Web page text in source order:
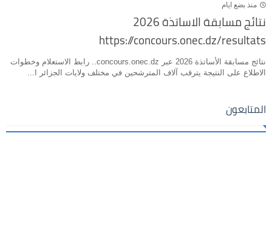
منذ بضع ايام
نتائج مسابقة الاساتذة 2026
https://concours.onec.dz/resultats
نتائج مسابقة الأساتذة 2026 عبر concours.onec.dz.. رابط الاستعلام وخطوات
الاطلاع على النتيجة يترقب آلاف المترشحين في مختلف ولايات الجزائر ا...
المتابعون